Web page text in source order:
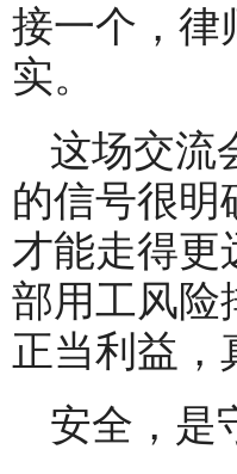
接一个，律
实。
这场交流
的信号很明
才能走得更
部用工风险
正当利益，
安全，是